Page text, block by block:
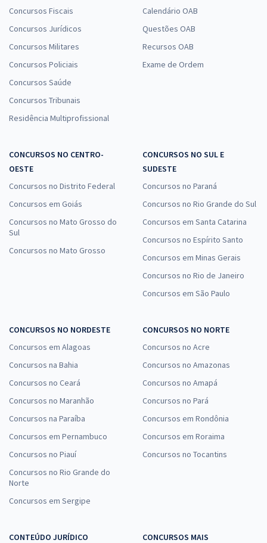
em Gestão de Telecomunicações - Contador
à vista
R$33,33
Economize R$ 99,98 (-20%)
32,66
Economize R$ 97,98 (-20%)
em Gestão de Telecomunicações - Analista Superior - Subatividade:
R$ 399,84
à vista
R$33,32
Telebras - Telecomunicações Brasileiras S.A - Conhecimentos
Telecomunicações - Analista Superior - Subatividade: Administrativo
R$ 255,84
Economize R$ 63,96 (-20%)
Concursos Fiscais
Concursos Jurídicos
Concursos Militares
Concursos Policiais
Concursos Saúde
Concursos Tribunais
Residência Multiprofissional
Calendário OAB
Questões OAB
Recursos OAB
Exame de Ordem
CONCURSOS NO CENTRO-
OESTE
Concursos no Distrito Federal
Concursos em Goiás
Concursos no Mato Grosso do
Sul
Concursos no Mato Grosso
CONCURSOS NO SUL E
SUDESTE
Concursos no Paraná
Concursos no Rio Grande do Sul
Concursos em Santa Catarina
Concursos no Espírito Santo
Concursos em Minas Gerais
Concursos no Rio de Janeiro
Concursos em São Paulo
CONCURSOS NO NORDESTE
Concursos em Alagoas
Concursos na Bahia
Concursos no Ceará
Concursos no Maranhão
Concursos na Paraíba
Concursos em Pernambuco
Concursos no Piauí
Concursos no Rio Grande do
Norte
Concursos em Sergipe
CONCURSOS NO NORTE
Concursos no Acre
Concursos no Amazonas
Concursos no Amapá
Concursos no Pará
Concursos em Rondônia
Concursos em Roraima
Concursos no Tocantins
CONTEÚDO JURÍDICO
CONCURSOS MAIS